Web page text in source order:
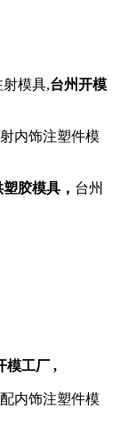
模具,台州开模
内饰注塑件模
胶模具， 台州
模工厂 ,
内饰注塑件模